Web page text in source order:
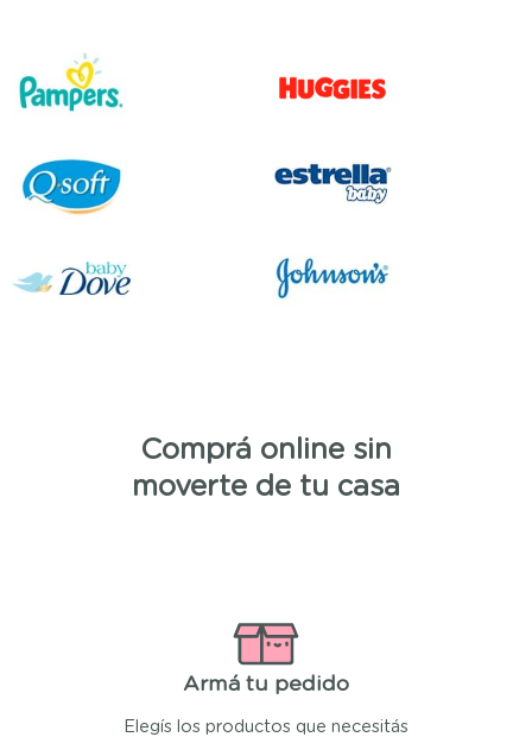
Comprá online sin
moverte de tu casa
Armá tu pedido
Elegís los productos que necesitás